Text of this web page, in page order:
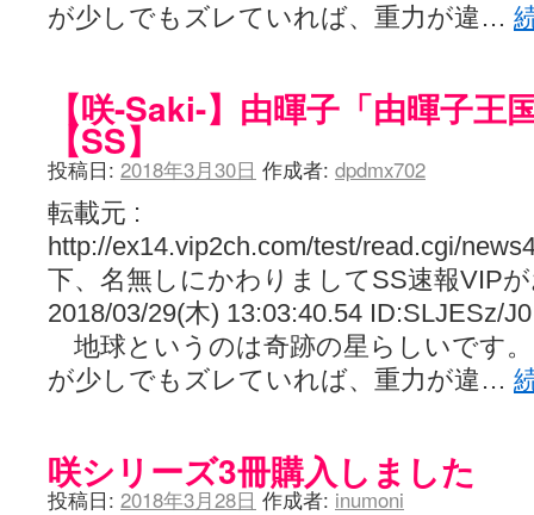
が少しでもズレていれば、重力が違…
【咲-Saki-】由暉子「由暉子王
【SS】
投稿日: 2018年3月30日 作成者: dpdmx702
転載元 :
http://ex14.vip2ch.com/test/read.cgi/
下、名無しにかわりましてSS速報VIP
2018/03/29(木) 13:03:40.54 ID:SLJESz/J0
地球というのは奇跡の星らしいです
が少しでもズレていれば、重力が違…
咲シリーズ3冊購入しました
投稿日: 2018年3月28日 作成者: inumoni